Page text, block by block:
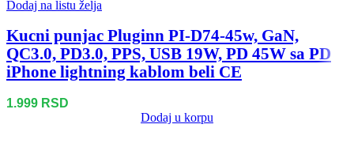
Dodaj na listu želja
Kucni punjac Pluginn PI-D74-45w, GaN,
QC3.0, PD3.0, PPS, USB 19W, PD 45W sa PD
iPhone lightning kablom beli CE
1.999 RSD
Dodaj u korpu